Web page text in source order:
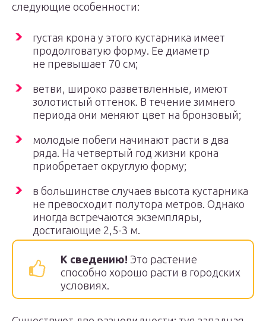
следующие особенности:
густая крона у этого кустарника имеет
продолговатую форму. Ее диаметр
не превышает 70 см;
ветви, широко разветвленные, имеют
золотистый оттенок. В течение зимнего
периода они меняют цвет на бронзовый;
молодые побеги начинают расти в два
ряда. На четвертый год жизни крона
приобретает округлую форму;
в большинстве случаев высота кустарника
не превосходит полутора метров. Однако
иногда встречаются экземпляры,
достигающие 2,5-3 м.
К сведению! Это растение
способно хорошо расти в городских
условиях.